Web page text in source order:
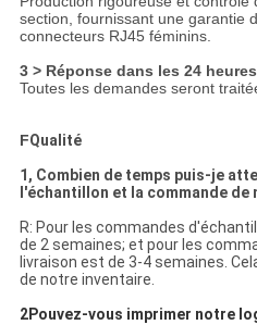
section, fournissant une garantie
connecteurs RJ45 féminins.
3 > Réponse dans les 24 heures
Toutes les demandes seront
FQualité
1, Combien de temps puis-je
l'échantillon et la commande de
R: Pour les commandes
de 2 semaines; et pour les
livraison est de 3-4 semaines.
de notre inventaire.
2Pouvez-vous imprimer notre